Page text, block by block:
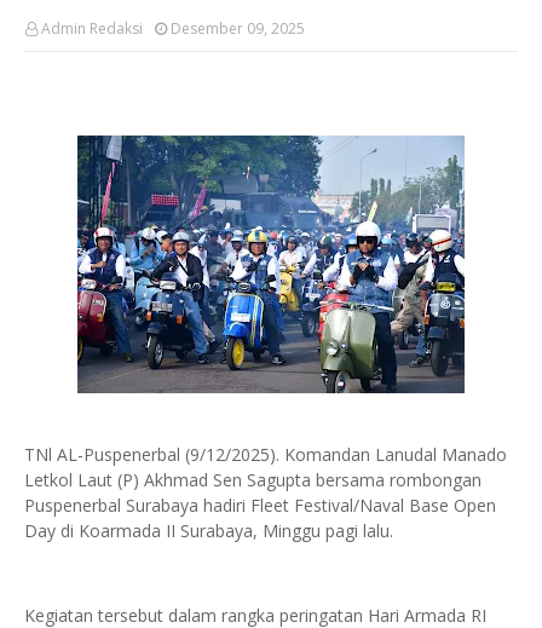
Admin Redaksi Desember 09, 2025
TNl AL-Puspenerbal (9/12/2025). Komandan Lanudal Manado
Letkol Laut (P) Akhmad Sen Sagupta bersama rombongan
Puspenerbal Surabaya hadiri Fleet Festival/Naval Base Open
Day di Koarmada II Surabaya, Minggu pagi lalu.
Kegiatan tersebut dalam rangka peringatan Hari Armada RI